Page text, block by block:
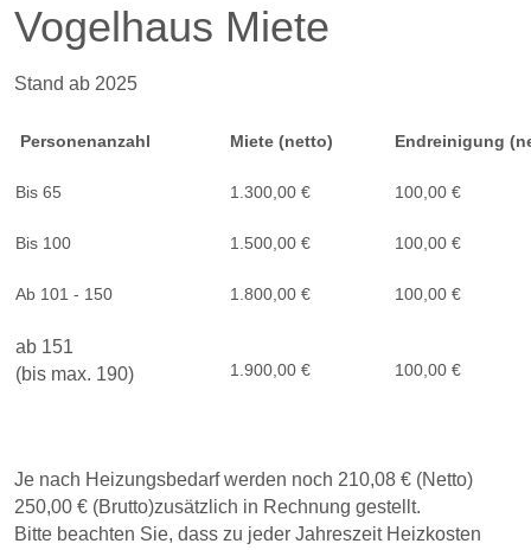
Vogelhaus Miete
Stand ab 2025
Personenanzahl Miete (netto) Endreinigung
Bis 65 1.300,00 € 100,00 €
Bis 100 1.500,00 € 100,00 €
Ab 101 - 150 1.800,00 € 100,00 €
ab 151
(bis max. 190)
1.900,00 € 100,00 €
Je nach Heizungsbedarf werden noch 210,08 € (Netto)
250,00 € (Brutto)zusätzlich in Rechnung gestellt.
Bitte beachten Sie, dass zu jeder Jahreszeit Heizkosten